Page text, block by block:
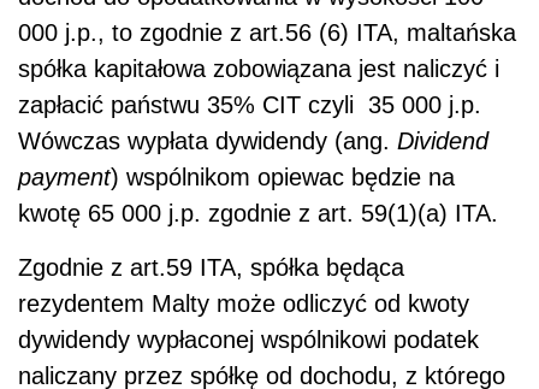
000 j.p., to zgodnie z art.56 (6) ITA, maltańska
spółka kapitałowa zobowiązana jest naliczyć i
zapłacić państwu 35% CIT czyli 35 000 j.p.
Wówczas wypłata dywidendy (ang. Dividend
payment) wspólnikom opiewac będzie na
kwotę 65 000 j.p. zgodnie z art. 59(1)(a) ITA.
Zgodnie z art.59 ITA, spółka będąca
rezydentem Malty może odliczyć od kwoty
dywidendy wypłaconej wspólnikowi podatek
naliczany przez spółkę od dochodu, z którego